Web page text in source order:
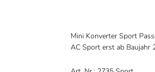
Mini Konverter Sport
AC Sport erst ab Baujahr